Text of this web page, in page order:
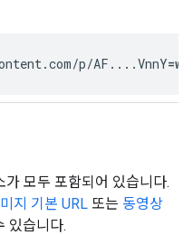
p/AF....VnnY
모두 포함되어 있습니다.
지 기본 URL 또는 동영상
있습니다.